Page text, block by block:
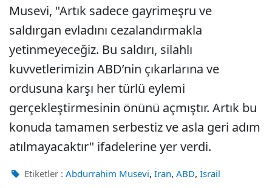
Musevi, "Artık sadece gayrimeşru ve
saldırgan evladını cezalandırmakla
yetinmeyeceğiz. Bu saldırı, silahlı
kuvvetlerimizin ABD’nin çıkarlarına ve
ordusuna karşı her türlü eylemi
gerçekleştirmesinin önünü açmıştır. Artık bu
konuda tamamen serbestiz ve asla geri adım
atılmayacaktır" ifadelerine yer verdi.
Etiketler : Abdurrahim Musevi, İran, ABD, İsrail